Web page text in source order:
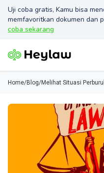
Uji coba gratis, Kamu bisa
memfavoritkan dokumen dan
coba sekarang
Home/Blog/Melihat Situasi